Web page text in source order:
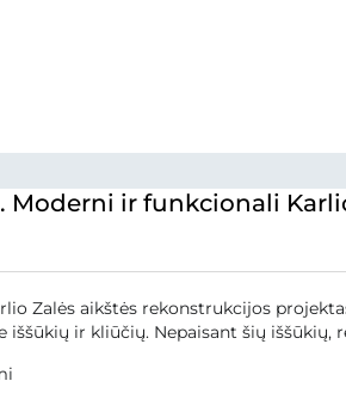
Moderni ir funkcionali
Zalės aikštės rekonstrukcijos
iššūkių ir kliūčių. Nepaisant šių iššūkių,